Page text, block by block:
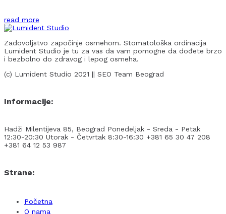
read more
Zadovoljstvo započinje osmehom. Stomatološka ordinacija
Lumident Studio je tu za vas da vam pomogne da dođete brzo
i bezbolno do zdravog i lepog osmeha.
(c) Lumident Studio 2021 || SEO Team Beograd
Informacije:
Hadži Milentijeva 85, Beograd Ponedeljak - Sreda - Petak
12:30-20:30 Utorak - Četvrtak 8:30-16:30 +381 65 30 47 208
+381 64 12 53 987
Strane:
Početna
O nama